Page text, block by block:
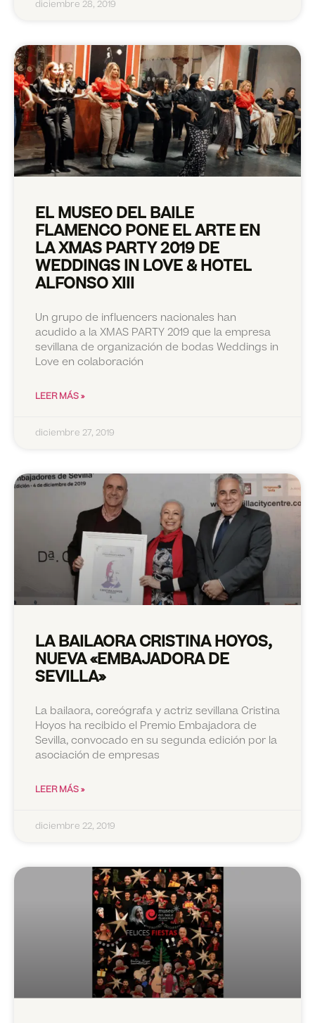
diciembre 28, 2019
EL MUSEO DEL BAILE
FLAMENCO PONE EL ARTE EN
LA XMAS PARTY 2019 DE
WEDDINGS IN LOVE & HOTEL
ALFONSO XIII
Un grupo de influencers nacionales han
acudido a la XMAS PARTY 2019 que la empresa
sevillana de organización de bodas Weddings in
Love en colaboración
LEER MÁS »
diciembre 27, 2019
LA BAILAORA CRISTINA HOYOS,
NUEVA «EMBAJADORA DE
SEVILLA»
La bailaora, coreógrafa y actriz sevillana Cristina
Hoyos ha recibido el Premio Embajadora de
Sevilla, convocado en su segunda edición por la
asociación de empresas
LEER MÁS »
diciembre 22, 2019